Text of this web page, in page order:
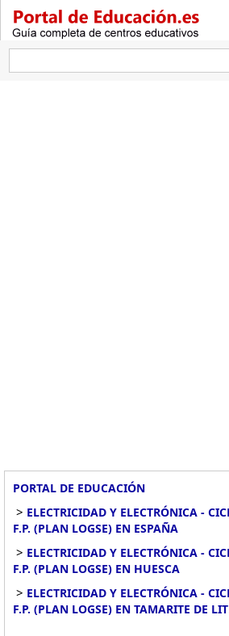
PORTAL DE EDUCACIÓN
> ELECTRICIDAD Y ELECTRÓNICA -
F.P. (PLAN LOGSE) EN ESPAÑA
> ELECTRICIDAD Y ELECTRÓNICA -
F.P. (PLAN LOGSE) EN HUESCA
> ELECTRICIDAD Y ELECTRÓNICA -
F.P. (PLAN LOGSE) EN TAMARITE DE